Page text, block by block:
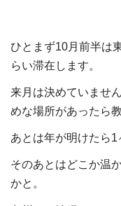
ひとまず10月前半は
らい滞在します。
来月は決めていませ
めな場所があったら
あとは年が明けたら1
そのあとはどこか温
かと。